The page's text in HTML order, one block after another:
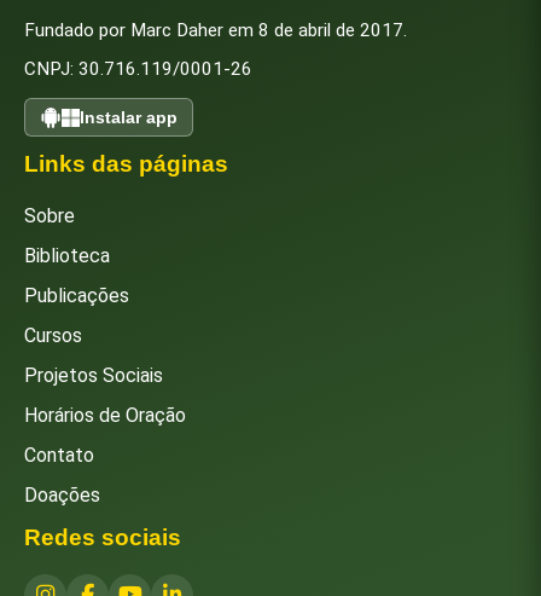
Fundado por Marc Daher em 8 de abril de 2017.
CNPJ: 30.716.119/0001-26
Instalar app
Links das páginas
Sobre
Biblioteca
Publicações
Cursos
Projetos Sociais
Horários de Oração
Contato
Doações
Redes sociais